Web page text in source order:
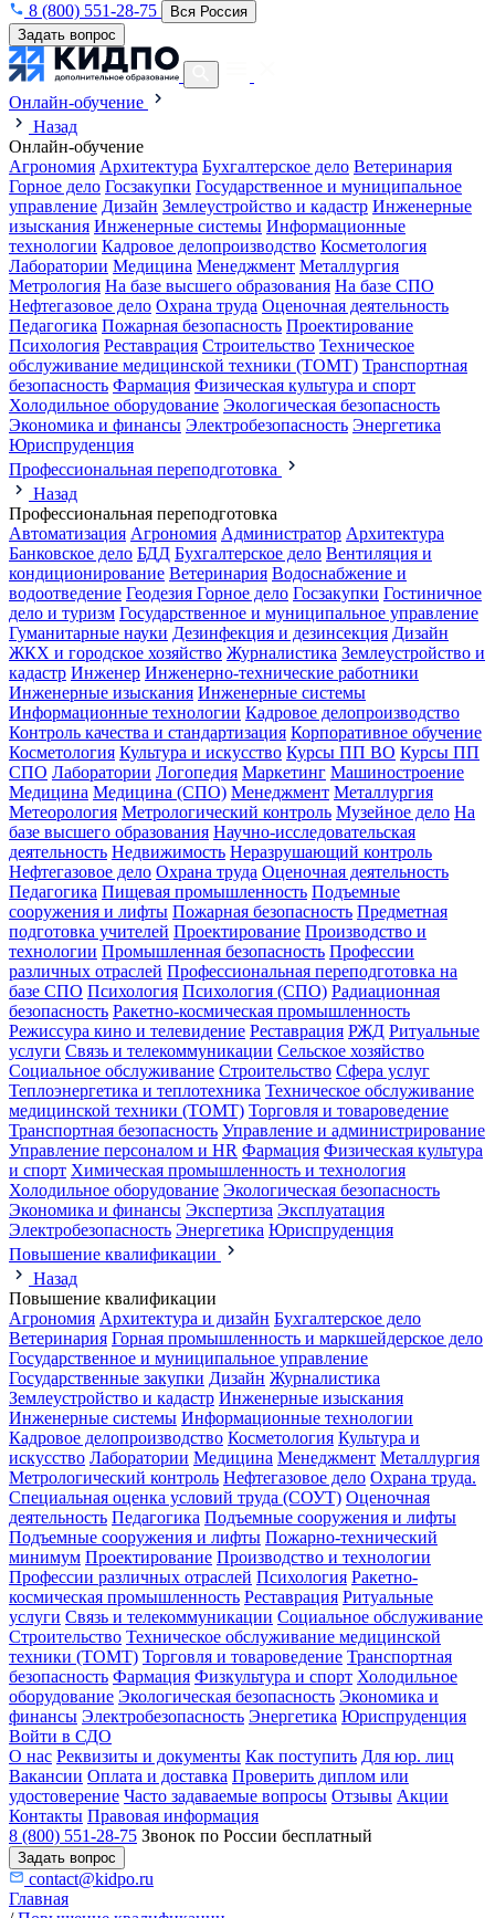
8 (800) 551-28-75
Вся Россия
Задать вопрос
Онлайн-обучение
Назад
Онлайн-обучение
Агрономия Архитектура Бухгалтерское дело Ветеринария
Горное дело Госзакупки Государственное и муниципальное
управление Дизайн Землеустройство и кадастр Инженерные
изыскания Инженерные системы Информационные
технологии Кадровое делопроизводство Косметология
Лаборатории Медицина Менеджмент Металлургия
Метрология На базе высшего образования На базе СПО
Нефтегазовое дело Охрана труда Оценочная деятельность
Педагогика Пожарная безопасность Проектирование
Психология Реставрация Строительство Техническое
обслуживание медицинской техники (ТОМТ) Транспортная
безопасность Фармация Физическая культура и спорт
Холодильное оборудование Экологическая безопасность
Экономика и финансы Электробезопасность Энергетика
Юриспруденция
Профессиональная переподготовка
Назад
Профессиональная переподготовка
Автоматизация Агрономия Администратор Архитектура
Банковское дело БДД Бухгалтерское дело Вентиляция и
кондиционирование Ветеринария Водоснабжение и
водоотведение Геодезия Горное дело Госзакупки Гостиничное
дело и туризм Государственное и муниципальное управление
Гуманитарные науки Дезинфекция и дезинсекция Дизайн
ЖКХ и городское хозяйство Журналистика Землеустройство и
кадастр Инженер Инженерно-технические работники
Инженерные изыскания Инженерные системы
Информационные технологии Кадровое делопроизводство
Контроль качества и стандартизация Корпоративное обучение
Косметология Культура и искусство Курсы ПП ВО Курсы ПП
СПО Лаборатории Логопедия Маркетинг Машиностроение
Медицина Медицина (СПО) Менеджмент Металлургия
Метеорология Метрологический контроль Музейное дело На
базе высшего образования Научно-исследовательская
деятельность Недвижимость Неразрушающий контроль
Нефтегазовое дело Охрана труда Оценочная деятельность
Педагогика Пищевая промышленность Подъемные
сооружения и лифты Пожарная безопасность Предметная
подготовка учителей Проектирование Производство и
технологии Промышленная безопасность Профессии
различных отраслей Профессиональная переподготовка на
базе СПО Психология Психология (СПО) Радиационная
безопасность Ракетно-космическая промышленность
Режиссура кино и телевидение Реставрация РЖД Ритуальные
услуги Связь и телекоммуникации Сельское хозяйство
Социальное обслуживание Строительство Сфера услуг
Теплоэнергетика и теплотехника Техническое обслуживание
медицинской техники (ТОМТ) Торговля и товароведение
Транспортная безопасность Управление и администрирование
Управление персоналом и HR Фармация Физическая культура
и спорт Химическая промышленность и технология
Холодильное оборудование Экологическая безопасность
Экономика и финансы Экспертиза Эксплуатация
Электробезопасность Энергетика Юриспруденция
Повышение квалификации
Назад
Повышение квалификации
Агрономия Архитектура и дизайн Бухгалтерское дело
Ветеринария Горная промышленность и маркшейдерское дело
Государственное и муниципальное управление
Государственные закупки Дизайн Журналистика
Землеустройство и кадастр Инженерные изыскания
Инженерные системы Информационные технологии
Кадровое делопроизводство Косметология Культура и
искусство Лаборатории Медицина Менеджмент Металлургия
Метрологический контроль Нефтегазовое дело Охрана труда.
Специальная оценка условий труда (СОУТ) Оценочная
деятельность Педагогика Подъемные сооружения и лифты
Подъемные сооружения и лифты Пожарно-технический
минимум Проектирование Производство и технологии
Профессии различных отраслей Психология Ракетно-
космическая промышленность Реставрация Ритуальные
услуги Связь и телекоммуникации Социальное обслуживание
Строительство Техническое обслуживание медицинской
техники (ТОМТ) Торговля и товароведение Транспортная
безопасность Фармация Физкультура и спорт Холодильное
оборудование Экологическая безопасность Экономика и
финансы Электробезопасность Энергетика Юриспруденция
Войти в СДО
О нас Реквизиты и документы Как поступить Для юр. лиц
Вакансии Оплата и доставка Проверить диплом или
удостоверение Часто задаваемые вопросы Отзывы Акции
Контакты Правовая информация
8 (800) 551-28-75 Звонок по России бесплатный
Задать вопрос
contact@kidpo.ru
Главная